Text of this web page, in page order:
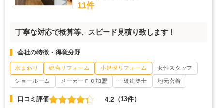
11件
丁寧な対応で概算等、スピード見積り致します！
会社の特徴・得意分野
水まわり 総合リフォーム 小規模リフォーム
女性スタッフ
ショールーム
メーカーＦＣ加盟 一級建築士 地元密着
口コミ評価 4.2 （13件）